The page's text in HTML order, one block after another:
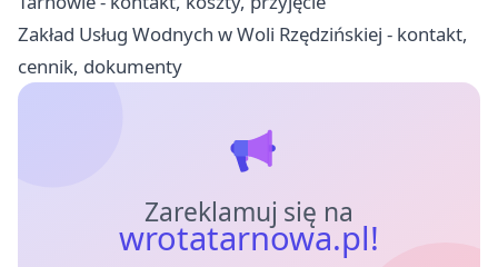
Zakład Usług Wodnych w Woli Rzędzińskiej - kontakt,
cennik, dokumenty
Zareklamuj się na
wrotatarnowa.pl!